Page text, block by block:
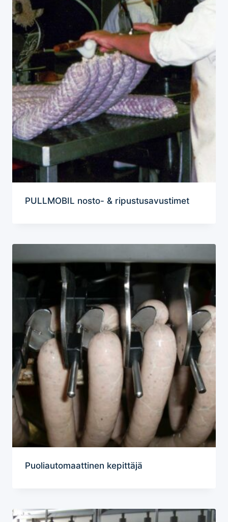
PULLMOBIL nosto- & ripustusavustimet
Puoliautomaattinen kepittäjä